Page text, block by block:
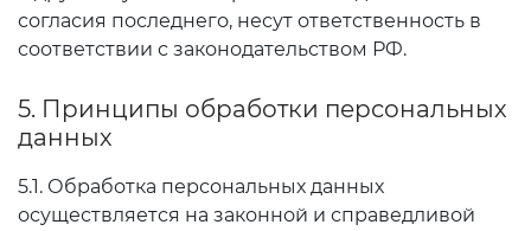
согласия последнего, несут ответственность в
соответствии с законодательством РФ.
5. Принципы обработки персональных
данных
5.1. Обработка персональных данных
осуществляется на законной и справедливой